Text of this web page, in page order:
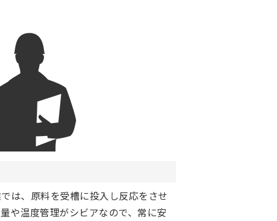
は、原料を受槽に投入し反応をさせ
や温度管理がシビアなので、常に安